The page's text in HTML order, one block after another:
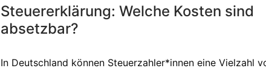
Steuererklärung: Welche Kosten sind
absetzbar?
In Deutschland können Steuerzahler*innen eine Vielzahl